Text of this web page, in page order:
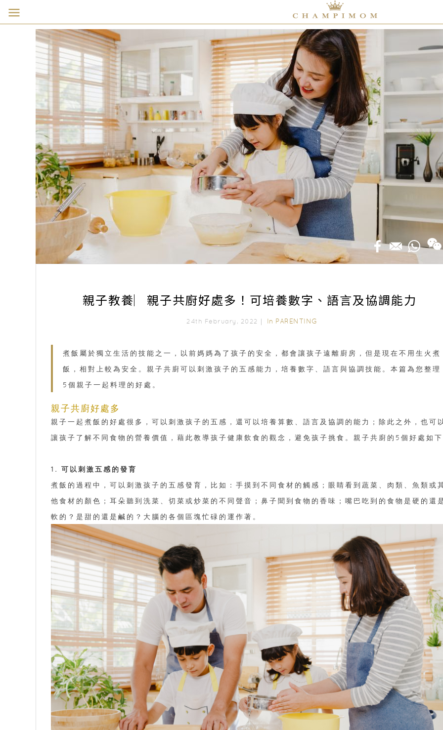
親子教養︳親子共廚好處多！可培養數字、語言及協調能力
24th February, 2022｜ In PARENTING
煮飯屬於獨立生活的技能之一，以前媽媽為了孩子的安全，都會讓孩子遠離廚房，但是現在不用生火煮
飯，相對上較為安全。親子共廚可以刺激孩子的五感能力，培養數字、語言與協調技能。本篇為您整理
5個親子一起料理的好處。
親子共廚好處多
親子一起煮飯的好處很多，可以刺激孩子的五感，還可以培養算數、語言及協調的能力；除此之外，也可
讓孩子了解不同食物的營養價值，藉此教導孩子健康飲食的觀念，避免孩子挑食。親子共廚的5個好處如
1. 可以刺激五感的發育
煮飯的過程中，可以刺激孩子的五感發育，比如：手摸到不同食材的觸感；眼睛看到蔬菜、肉類、魚類或
他食材的顏色；耳朵聽到洗菜、切菜或炒菜的不同聲音；鼻子聞到食物的香味；嘴巴吃到的食物是硬的還
軟的？是甜的還是鹹的？大腦的各個區塊忙碌的運作著。